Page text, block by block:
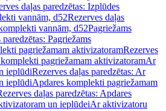
daļas paredzētas: Izplūdes
vannām, d52Rezerves daļas
vannām, d52Pagriežams
Pagriežams
pagriežamam aktivizatoramRezerves
pagriežamam aktivizatoramAr
ieplūdiRezerves daļas paredzētas: Ar
ieplūdiApdares komplekti pagriežamam
daļas paredzētas: Apdares
un ieplūdeiAr aktivizatoru